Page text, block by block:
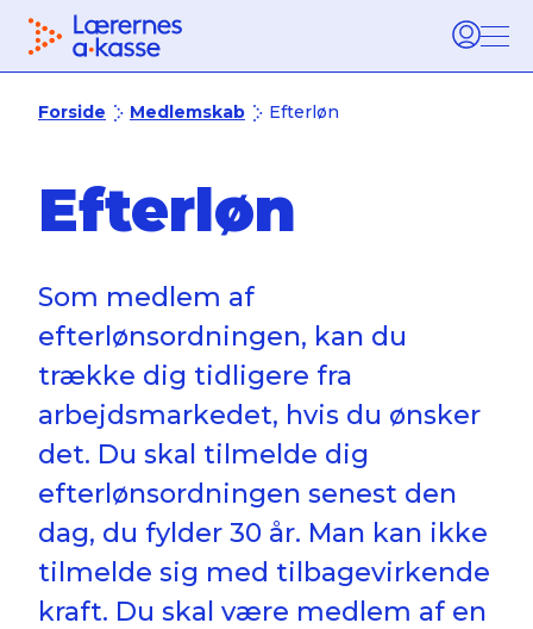
Tilbage til forsiden
Forside Medlemskab Efterløn
Efterløn
Som medlem af
efterlønsordningen, kan du
trække dig tidligere fra
arbejdsmarkedet, hvis du ønsker
det. Du skal tilmelde dig
efterlønsordningen senest den
dag, du fylder 30 år. Man kan ikke
tilmelde sig med tilbagevirkende
kraft. Du skal være medlem af en